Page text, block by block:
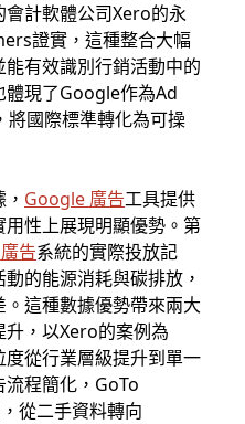
計軟體公司Xero的永
證實，這種整合大幅
有效識別行銷活動中的
體現了Google作為Ad
國際標準轉化為可操
Google 廣告工具提供
性上展現明顯優勢。第
告系統的實際投放記
的能源消耗與碳排放，
這種數據優勢帶來兩大
，以Xero的案例為
從行業層級提升到單一
程簡化，GoTo
從二手資料轉向